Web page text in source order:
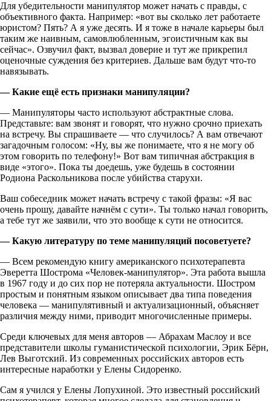
Для убедительности манипулятор может начать с правды, с
объективного факта. Например: «вот вы сколько лет работаете
юристом? Пять? А я уже десять. И я тоже в начале карьеры был
таким же наивным, самовлюбленным, эгоистичным как вы
сейчас». Озвучил факт, вызвал доверие и тут же прикрепил
оценочные суждения без критериев. Дальше вам будут что-то
навязывать.
— Какие ещё есть признаки манипуляции?
— Манипуляторы часто используют абстрактные слова.
Представьте: вам звонят и говорят, что нужно срочно приехать
на встречу. Вы спрашиваете — что случилось? А вам отвечают
загадочным голосом: «Ну, вы же понимаете, что я не могу об
этом говорить по телефону!» Вот вам типичная абстракция в
виде «этого». Пока ты доедешь, уже будешь в состоянии
Родиона Раскольникова после убийства старухи.
Ваш собеседник может начать встречу с такой фразы: «Я вас
очень прошу, давайте начнём с сути». Ты только начал говорить,
а тебе тут же заявили, что это вообще к сути не относится.
— Какую литературу по теме манипуляций посоветуете?
— Всем рекомендую книгу американского психотерапевта
Эверетта Шострома «Человек-манипулятор». Эта работа вышла
в 1967 году и до сих пор не потеряла актуальности. Шостром
простым и понятным языком описывает два типа поведения
человека — манипулятивный и актуализационный, объясняет
различия между ними, приводит многочисленные примеры.
Среди ключевых для меня авторов — Абрахам Маслоу и все
представители школы гуманистической психологии, Эрик Бёрн,
Лев Выготский. Из современных российских авторов есть
интересные наработки у Елены Сидоренко.
Сам я учился у Елены Лопухиной. Это известный российский